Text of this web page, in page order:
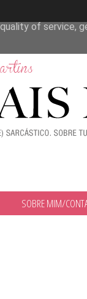
SOBRE MIM/
IP address
of service,